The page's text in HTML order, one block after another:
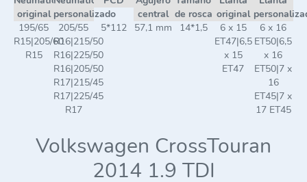
original personalizado
central de rosca original
195/65
R15|205/60
R15
205/55
R16|215/50
R16|225/50
R16|205/50
R17|215/45
R17|225/45
R17
5*112 57,1 mm 14*1,5
6 x 15
ET47|6,5
x 15
ET47
6 x 16
ET50|6,5
x 16
ET50|7 x
16
ET45|7 x
17 ET45
Volkswagen CrossTouran
2014 1.9 TDI